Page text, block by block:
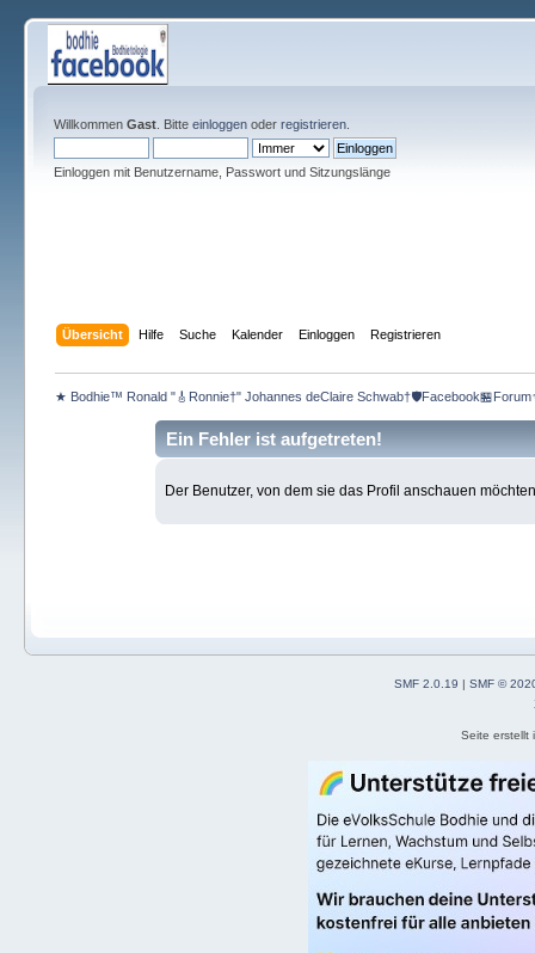
Willkommen Gast. Bitte einloggenoder registrieren.
Einloggen mit Benutzername, Passwort und Sitzungslänge
Übersicht Hilfe Suche Kalender Einloggen Registrieren
★ Bodhie™ Ronald "🎸Ronnie†" Johannes deClaire
Ein Fehler ist aufgetreten!
Der Benutzer, von dem sie das Profil anschauen
SMF 2.0.19 |SMF ©
Seite erstellt